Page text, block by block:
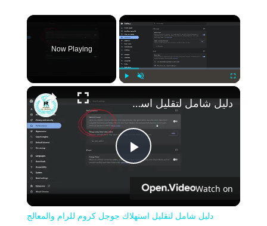
×
Fullscreen
Now Playing
Play
Video
دليل شامل لتقليل استهلاك جوجل كروم للرام والمعالج
Watch on
دليل شامل لتقليل استهلاك جوجل كروم للرام والمعالج